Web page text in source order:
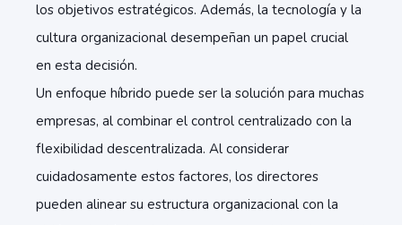
los objetivos estratégicos. Además, la tecnología y la
cultura organizacional desempeñan un papel crucial
en esta decisión.
Un enfoque híbrido puede ser la solución para muchas
empresas, al combinar el control centralizado con la
flexibilidad descentralizada. Al considerar
cuidadosamente estos factores, los directores
pueden alinear su estructura organizacional con la